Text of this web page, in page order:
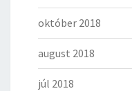
október 2018
august 2018
júl 2018